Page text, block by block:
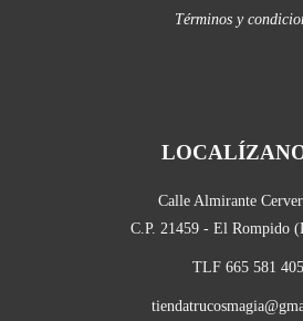
Términos y
Calle Almirante
C.P. 21459 - El Rompido
TLF 665 581 405